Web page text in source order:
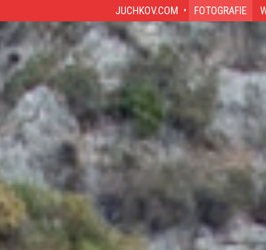
JUCHKOV.COM FOTOGRAFIE